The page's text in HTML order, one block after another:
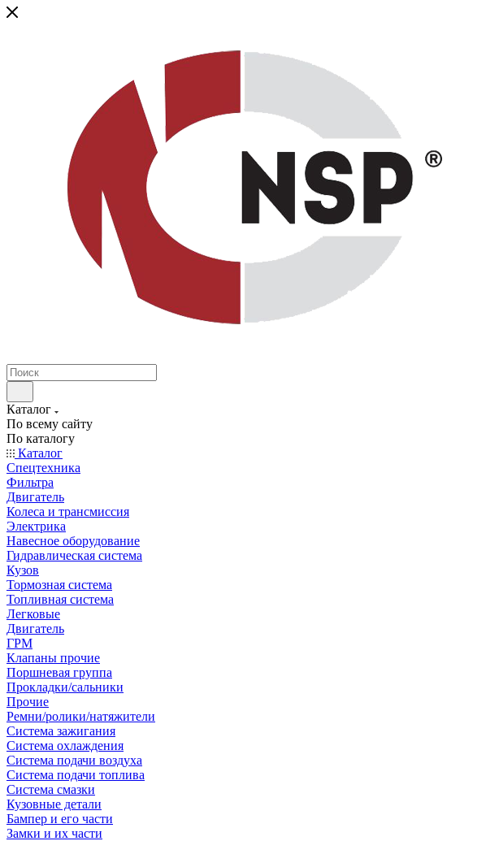
Каталог
По всему сайту
По каталогу
Каталог
Спецтехника
Фильтра
Двигатель
Колеса и трансмиссия
Электрика
Навесное оборудование
Гидравлическая система
Кузов
Тормозная система
Топливная система
Легковые
Двигатель
ГРМ
Клапаны прочие
Поршневая группа
Прокладки/сальники
Прочие
Ремни/ролики/натяжители
Система зажигания
Система охлаждения
Система подачи воздуха
Система подачи топлива
Система смазки
Кузовные детали
Бампер и его части
Замки и их части